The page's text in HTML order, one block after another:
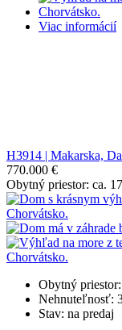
Viac informácií
H3914 | Makarska,
770.000 €
Obytný priestor: ca.
Obytný
Nehnuteľnosť:
Stav: na predaj